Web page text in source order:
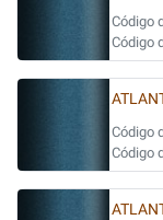
Código
Código
Código
Código